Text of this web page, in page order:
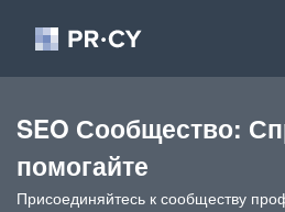
SEO Сообщество:
помогайте
Присоединяйтесь к сообществу